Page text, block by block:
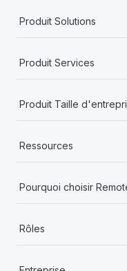
Produit Solutions
Produit Services
Produit Taille
Ressources
Pourquoi choisir
Rôles